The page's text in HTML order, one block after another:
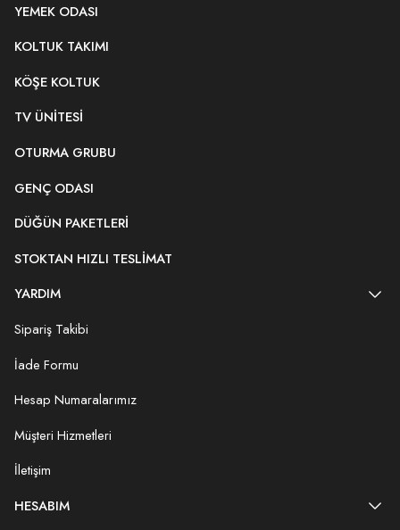
YEMEK ODASI
KOLTUK TAKIMI
KÖŞE KOLTUK
TV ÜNITESI
OTURMA GRUBU
GENÇ ODASI
DÜĞÜN PAKETLERI
STOKTAN HIZLI TESLIMAT
YARDIM
Sipariş Takibi
İade Formu
Hesap Numaralarımız
Müşteri Hizmetleri
İletişim
HESABIM